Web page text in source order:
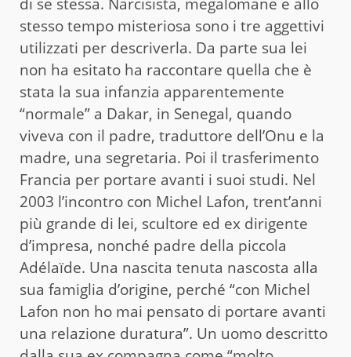
stesso tempo misteriosa sono i tre aggettivi
utilizzati per descriverla. Da parte sua lei
non ha esitato ha raccontare quella che è
stata la sua infanzia apparentemente
“normale” a Dakar, in Senegal, quando
viveva con il padre, traduttore dell’Onu e la
madre, una segretaria. Poi il trasferimento
Francia per portare avanti i suoi studi. Nel
2003 l’incontro con Michel Lafon, trent’anni
più grande di lei, scultore ed ex dirigente
d’impresa, nonché padre della piccola
Adélaïde. Una nascita tenuta nascosta alla
sua famiglia d’origine, perché “con Michel
Lafon non ho mai pensato di portare avanti
una relazione duratura”. Un uomo descritto